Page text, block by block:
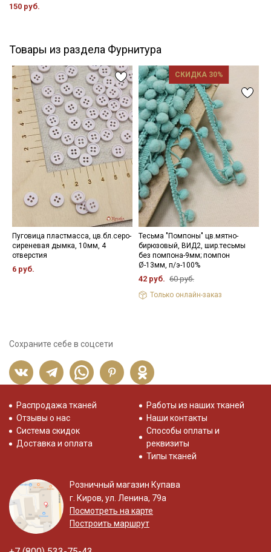
150 руб.
Товары из раздела Фурнитура
Пуговица пластмасса, цв.бл.серо-
сиреневая дымка, 10мм, 4
отверстия
6 руб.
СКИДКА 30%
Тесьма "Помпоны" цв.мятно-
бирюзовый, ВИД2, шир.тесьмы
без помпона-9мм; помпон
Ø-13мм, п/э-100%
42 руб. 60 руб.
Только онлайн-заказ
Сохраните себе в соцсети
Распродажа тканей
Отзывы о нас
Система скидок
Доставка и оплата
Работы из наших тканей
Наши контакты
Способы оплаты и
реквизиты
Типы тканей
Розничный магазин Купава
г. Киров, ул. Ленина, 79а
Посмотреть на карте
Построить маршрут